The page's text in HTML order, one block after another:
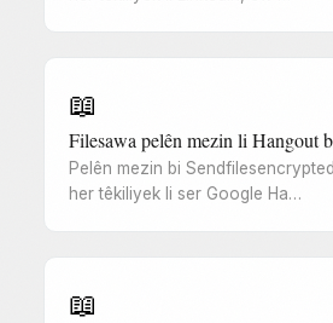
📖
Filesawa pelên mezin li Hangout
Pelên mezin bi
her têkiliyek li ser Google Ha…
📖